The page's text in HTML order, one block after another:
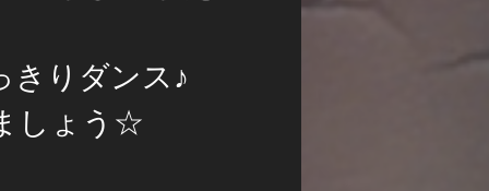
きりダンス♪
しょう☆